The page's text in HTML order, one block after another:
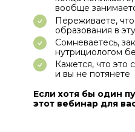
вообще
Переживаете,
образования в
Сомневаетесь,
нутрициологом
Кажется, что
и вы не потянете
Если хотя бы один
этот вебинар для